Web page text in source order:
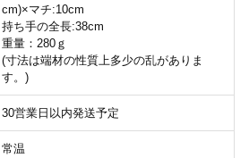
cm)×マチ:10cm
持ち手の全長:38cm
重量：280ｇ
(寸法は端材の性質上多少の乱がありま
す。)
30営業日以内発送予定
常温